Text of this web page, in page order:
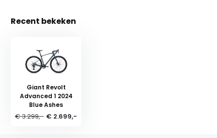
Recent bekeken
Giant Revolt
Advanced 1 2024
Blue Ashes
€ 3.299,- € 2.699,-